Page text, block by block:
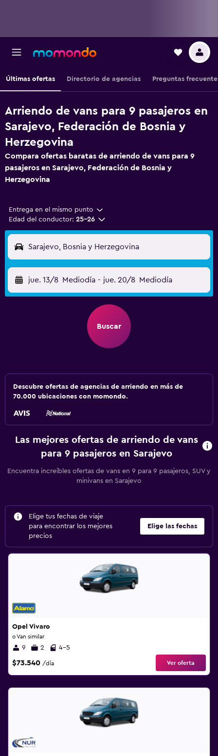
Últimas ofertas Directorio de agencias Preguntas
Arriendo de vans para 9 pasajeros en
Sarajevo, Federación de Bosnia y
Herzegovina
Compara ofertas baratas de arriendo de vans para 9
pasajeros en Sarajevo, Federación de Bosnia y
Herzegovina
Entrega en el mismo punto
Edad del conductor: 25-26
Sarajevo, Bosnia y Herzegovina
jue. 13/8 Mediodía - jue. 20/8 Mediodía
Buscar
Descubre ofertas de agencias de arriendo en más de
70.000 ubicaciones con momondo.
Las mejores ofertas de arriendo de vans
para 9 pasajeros en Sarajevo
Encuentra increíbles ofertas de vans en 9 para 9 pasajeros, SUV y
minivans en Sarajevo
Elige tus fechas de viaje
para encontrar los mejores
precios
Elige las fechas
Opel Vivaro
o Van similar
9 2 4-5
$73.540 /día Ver oferta